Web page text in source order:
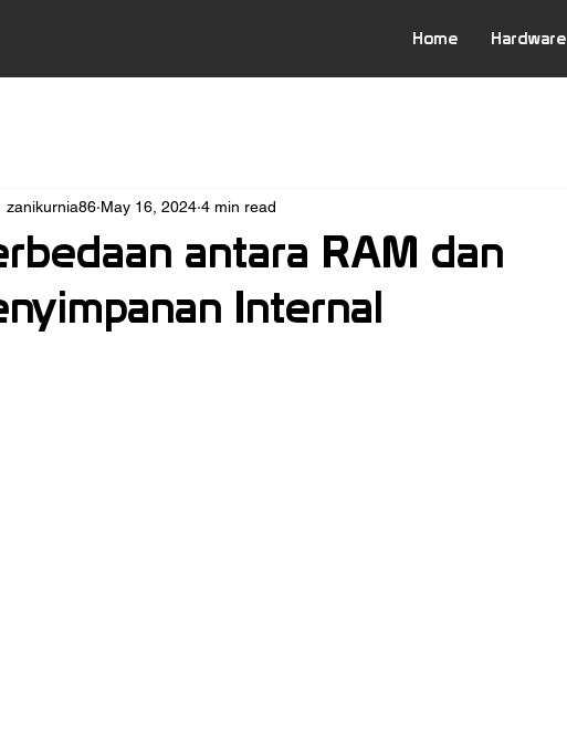
Home Hardware
antara RAM dan
Internal
zanikurnia86 May 16, 2024 4 min read